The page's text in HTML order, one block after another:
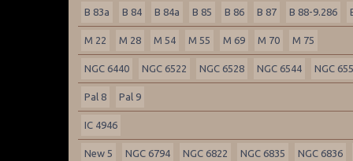
B 83a B 84 B 84a B 85 B 86 B 87 B 88-9.286
M 22 M 28 M 54 M 55 M 69 M 70 M 75
NGC 6440 NGC 6522 NGC 6528 NGC 6544 NGC
Pal 8 Pal 9
IC 4946
New 5 NGC 6794 NGC 6822 NGC 6835 NGC 6836